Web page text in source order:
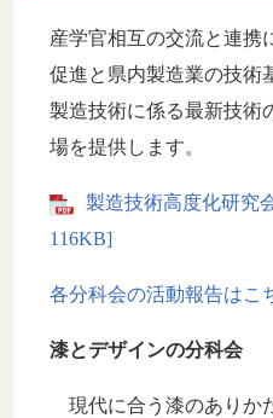
産学官相互の交流と連携
促進と県内製造業の技術
製造技術に係る最新技術
場を提供します。
製造技術高度化研究
116KB]
各分科会の活動報告はこ
漆とデザインの分科会
現代に合う漆のありか